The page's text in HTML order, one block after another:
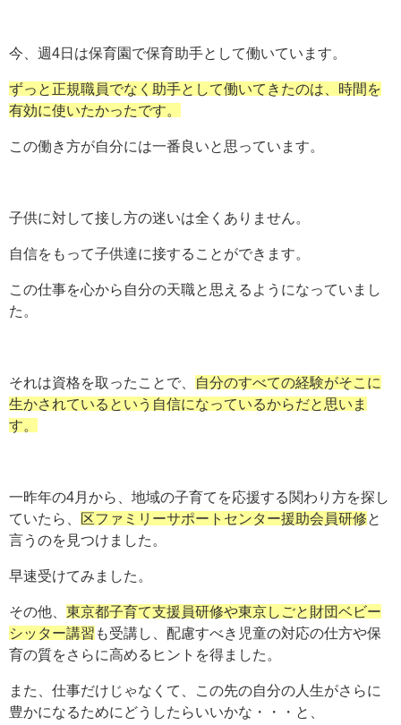
今、週4日は保育園で保育助手として働いています。
ずっと正規職員でなく助手として働いてきたのは、時間を
有効に使いたかったです。
この働き方が自分には一番良いと思っています。
子供に対して接し方の迷いは全くありません。
自信をもって子供達に接することができます。
この仕事を心から自分の天職と思えるようになっていまし
た。
それは資格を取ったことで、
自分のすべての経験がそこに
生かされているという自信になっているからだと思いま
す。
一昨年の4月から、地域の子育てを応援する関わり方を探し
ていたら、
区ファミリーサポートセンター援助会員研修 と
言うのを見つけました。
早速受けてみました。
その他、 東京都子育て支援員研修や東京しごと財団ベビー
シッター講習 も受講し、配慮すべき児童の対応の仕方や保
育の質をさらに高めるヒントを得ました。
また、仕事だけじゃなくて、この先の自分の人生がさらに
豊かになるためにどうしたらいいかな・・・と、